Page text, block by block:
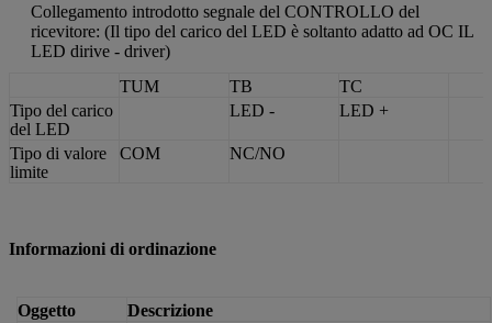
Collegamento introdotto segnale del CONTROLLO del
ricevitore: (Il tipo del carico del LED è soltanto adatto ad OC IL
LED dirive - driver)
TUM
TB
TC
Tipo del carico
del LED
LED - LED +
Tipo di valore
limite
COM NC/NO
Informazioni di ordinazione
Oggetto
Descrizione